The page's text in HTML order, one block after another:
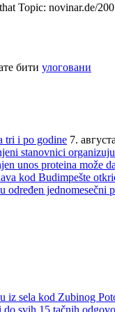
Topic: novinar.de/
бити улоговани
tri i po godine 7.
stanovnici
unos proteina može
kod Budimpešte
određen jednomesečni
iz sela kod Zubinog
svih 15 tačnih